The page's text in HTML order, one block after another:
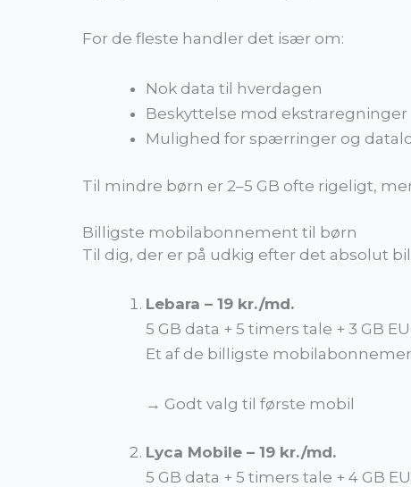
For de fleste handler det især om:
Nok data til hverdagen
Beskyttelse mod ekstraregninger
Mulighed for spærringer og
Til mindre børn er 2–5 GB ofte rigeligt,
Billigste mobilabonnement til børn
Til dig, der er på udkig efter det absolut
Lebara – 19 kr./md.
5 GB data + 5 timers tale + 3 GB
Et af de billigste
→ Godt valg til første mobil
Lyca Mobile – 19 kr./md.
5 GB data + 5 timers tale + 4 GB